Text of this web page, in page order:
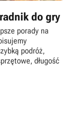
do gry
porady na
podróż,
długość